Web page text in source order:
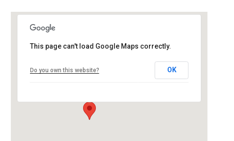
centro MEL
Via Tevere, 3 - Ranica
This page can't load Google Maps correctly.
Do you own this website? OK